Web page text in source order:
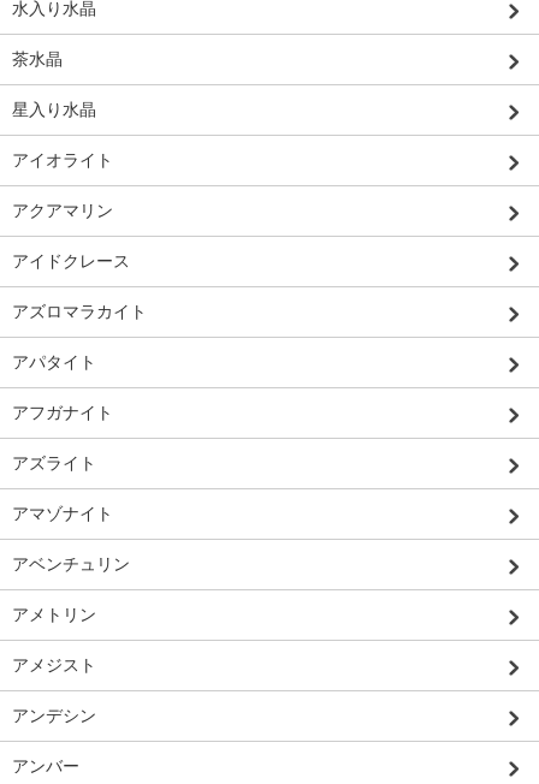
水入り水晶
茶水晶
星入り水晶
アイオライト
アクアマリン
アイドクレース
アズロマラカイト
アパタイト
アフガナイト
アズライト
アマゾナイト
アベンチュリン
アメトリン
アメジスト
アンデシン
アンバー